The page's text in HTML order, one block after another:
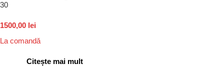
30
1500,00 lei
La comandă
Citește mai mult